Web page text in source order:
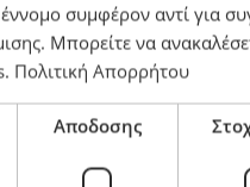
συμφέρον αντί για
. Μπορείτε να
. Πολιτική Απορρήτου
Αποδοσης